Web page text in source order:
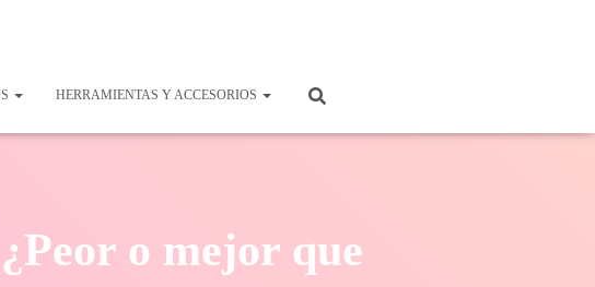
HERRAMIENTAS Y ACCESORIOS
o mejor que